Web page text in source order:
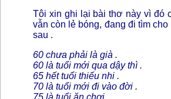
Tôi xin ghi lại bài thơ này vì đó
vẫn còn lẻ bóng, đang đi tìm
sau .
60 chưa phải là già .
60 là tuổi mới qua dậy thì .
65 hết tuổi thiếu nhi .
70 là tuổi mới đi vào đời .